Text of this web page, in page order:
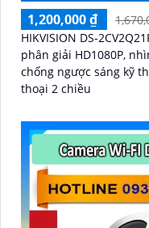
1,200,000 ₫
HIKVISION DS-
phân giải HD1080P, nhìn xa 5-10m.
chống ngược sáng kỹ
thoại 2 chiều